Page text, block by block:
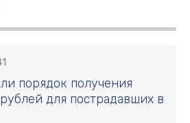
порядок получения
для пострадавших в